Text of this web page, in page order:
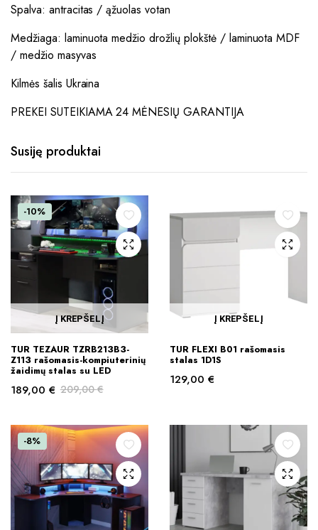
Spalva: antracitas / ąžuolas votan
Medžiaga: laminuota medžio drožlių plokštė / laminuota MDF
/ medžio masyvas
Kilmės šalis Ukraina
PREKEI SUTEIKIAMA 24 MĖNESIŲ GARANTIJA
Susiję produktai
-10%
Į KREPŠELĮ
TUR TEZAUR TZRB213B3-
Z113 rašomasis-kompiuterinių
žaidimų stalas su LED
209,00€
was:
209,00 €.
189,00 €
is:
189,00 €.
Į KREPŠELĮ
TUR FLEXI B01 rašomasis
stalas 1D1S
129,00 €
-8%